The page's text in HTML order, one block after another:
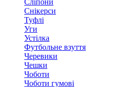
Сліпони
Снікерси
Туфлі
Уги
Устілка
Футбольне взуття
Черевики
Чешки
Чоботи
Чоботи гумові